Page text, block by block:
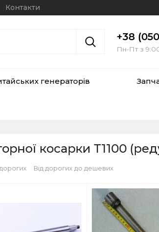
Контакти
+38
Пн-Пт з
генераторів
косарки Т1100
Від дорогих до дешевих